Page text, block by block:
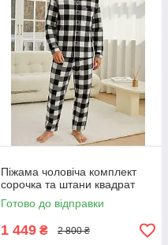
Піжама чоловіча комплект
сорочка та штани квадрат
Готово до відправки
1 449 ₴ 2 800 ₴